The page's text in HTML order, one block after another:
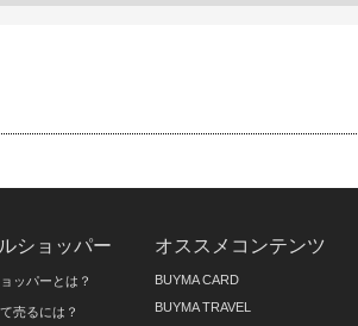
ショッパー
ッパーとは？
売るには？
オススメコンテンツ
BUYMA CARD
BUYMA TRAVEL